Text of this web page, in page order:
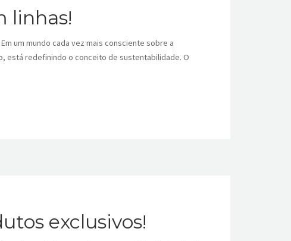
linhas!
um mundo cada vez mais consciente sobre a
está redefinindo o conceito de sustentabilidade. O
exclusivos!